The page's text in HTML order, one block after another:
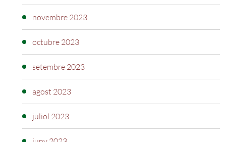
novembre 2023
octubre 2023
setembre 2023
agost 2023
juliol 2023